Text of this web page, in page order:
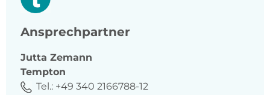
Ansprechpartner
Jutta Zemann
Tempton
Tel.: +49 340 2166788-12